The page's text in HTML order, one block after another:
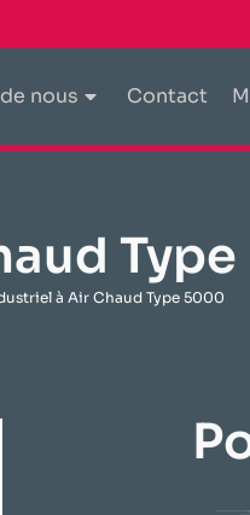
nous Contact
à Air Chaud Type 5000